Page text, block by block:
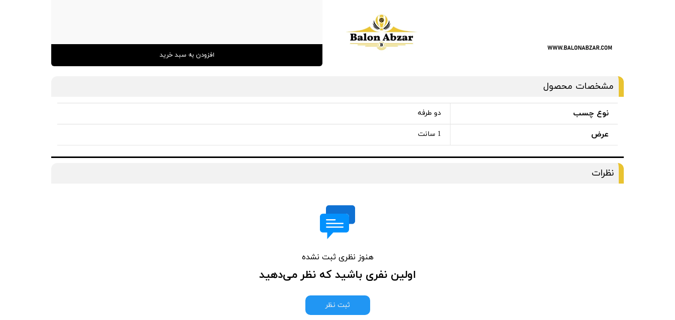
افزودن به سبد خرید
مشخصات محصول
نوع چسب دو طرفه
عرض 1 سانت
نظرات
هنوز نظری ثبت نشده
اولین نفری باشید که نظر می‌دهید
ثبت نظر